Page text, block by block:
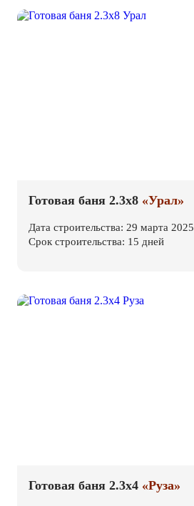
Готовая баня 2.3х8 «Урал»
Дата строительства: 29 марта 2025
Срок строительства: 15 дней
Готовая баня 2.3х4 «Руза»